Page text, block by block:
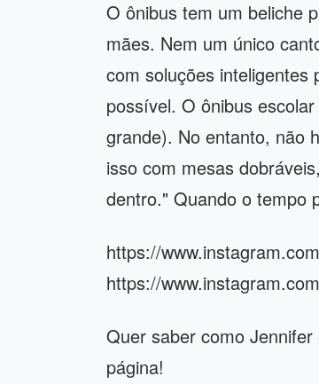
O ônibus tem um beliche
mães. Nem um único
com soluções
possível. O ônibus
grande). No entanto, não
isso com mesas
dentro." Quando o tempo
https://
https://
Quer saber como
página!